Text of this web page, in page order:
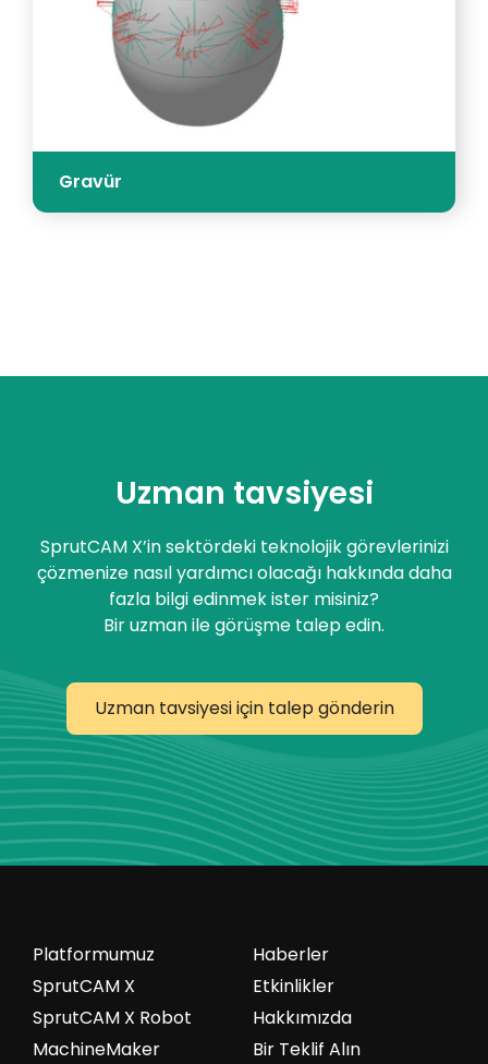
Gravür
Uzman tavsiyesi
SprutCAM X’in sektördeki teknolojik görevlerinizi
çözmenize nasıl yardımcı olacağı hakkında daha
fazla bilgi edinmek ister misiniz?
Bir uzman ile görüşme talep edin.
Uzman tavsiyesi için talep gönderin
Haberler
Etkinlikler
Hakkımızda
Bir Teklif Alın
Platformumuz
SprutCAM X
SprutCAM X Robot
MachineMaker